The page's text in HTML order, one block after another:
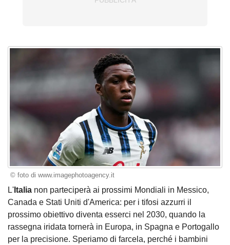
© foto di www.imagephotoagency.it
L' Italia non parteciperà ai prossimi Mondiali in Messico,
Canada e Stati Uniti d'America: per i tifosi azzurri il
prossimo obiettivo diventa esserci nel 2030, quando la
rassegna iridata tornerà in Europa, in Spagna e Portogallo
per la precisione. Speriamo di farcela, perché i bambini